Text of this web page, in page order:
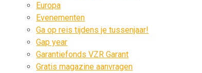
Europa
Evenementen
Ga op reis tijdens je tussenjaar!
Gap year
Garantiefonds VZR Garant
Gratis magazine aanvragen